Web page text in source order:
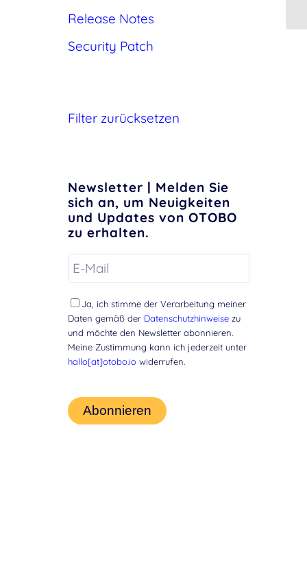
Release Notes
Security Patch
Filter zurücksetzen
Newsletter | Melden Sie
sich an, um Neuigkeiten
und Updates von OTOBO
zu erhalten.
Ja, ich stimme der Verarbeitung meiner
Daten gemäß der Datenschutzhinweisezu
und möchte den Newsletter abonnieren.
Meine Zustimmung kann ich jederzeit unter
hallo[at]otobo.iowiderrufen.